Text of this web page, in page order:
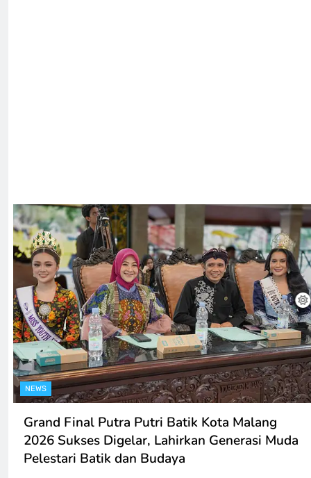
NEWS
Grand Final Putra Putri Batik Kota Malang
2026 Sukses Digelar, Lahirkan Generasi Muda
Pelestari Batik dan Budaya